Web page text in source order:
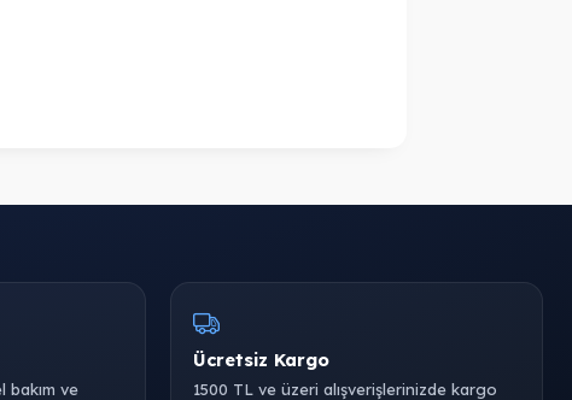
bakım ve
Ücretsiz Kargo
1500 TL ve üzeri alışverişlerinizde kargo